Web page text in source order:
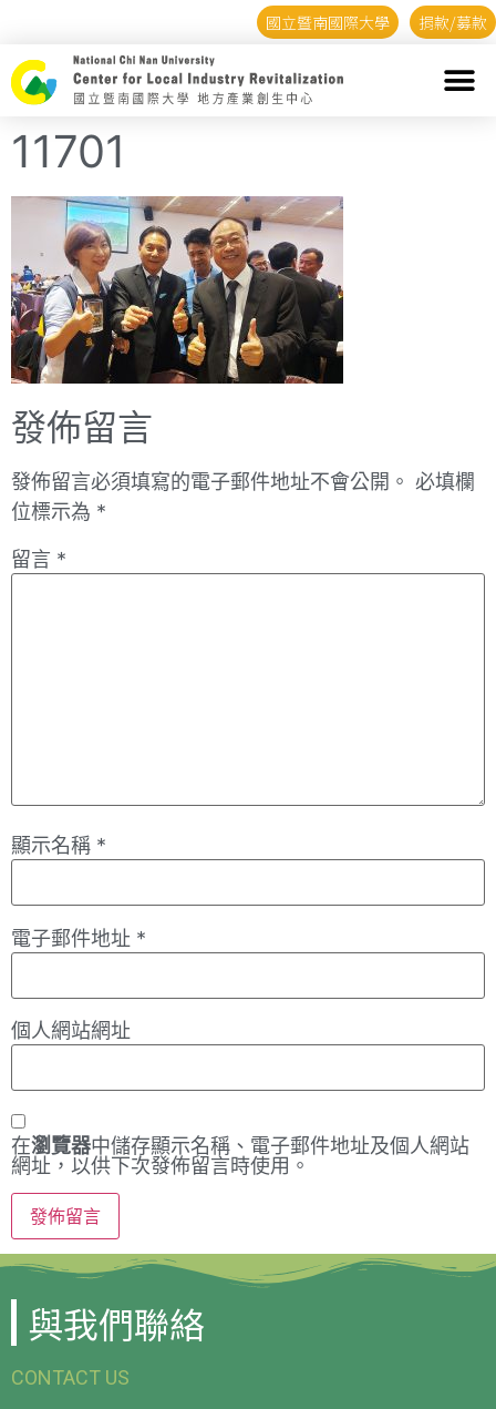
國立暨南國際大學 捐款/募款
11701
發佈留言
發佈留言必須填寫的電子郵件地址不會公開。 必填欄
位標示為 *
留言 *
顯示名稱 *
電子郵件地址 *
個人網站網址
在瀏覽器中儲存顯示名稱、電子郵件地址及個人網站
網址，以供下次發佈留言時使用。
與我們聯絡
CONTACT US